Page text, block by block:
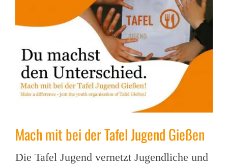
Mach mit bei der Tafel Jugend Gießen
Die Tafel Jugend vernetzt Jugendliche und